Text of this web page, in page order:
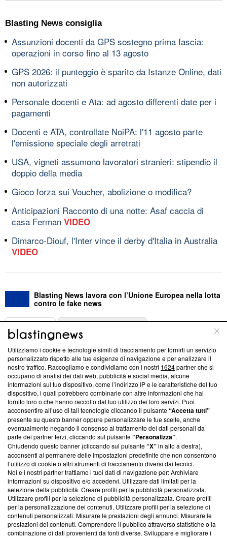
Blasting News consiglia
Assunzioni docenti da GPS sostegno prima fascia:
operazioni in corso fino al 13 agosto
GPS 2026: il punteggio è sparito da Istanze Online, dati
non autorizzati
Personale docenti e Ata: ad agosto differenti date per i
pagamenti
Docenti e ATA, controllate NoiPA: l'11 agosto parte
l'emissione speciale degli arretrati
USA, vigneti assumono lavoratori stranieri: stipendio il
doppio della media
Gioco forza sui Voucher, abolizione o modifica?
Anticipazioni Racconto di una notte: Asaf caccia di
casa Ferman VIDEO
Dimarco-Diouf, l'Inter vince il derby d'Italia in Australia
VIDEO
Blasting News lavora con l’Unione Europea nella lotta
contro le fake news
ABOUT
Questa sezione offre informazioni trasparenti su Blasting
News, sui nostri processi editoriali e su come ci impegniamo a
creare news di qualità. Inoltre, afferma la nostra aderenza a
‘Trust Project - News with Integrity’Blasting News non è
ancora membro del programma, ma ha richiesto di farne
parte; Trust Project non ha ancora effettuato una verifica di
conformità agli standard.
Su di noi
Team editoriale
Corporate
Redazione
Informativa Privacy
Cookie Policy
Utilizziamo i cookie e tecnologie simili di tracciamento per fornirti un servizio
personalizzato rispetto alle tue esigenze di navigazione e per analizzare il
nostro traffico. Raccogliamo e condividiamo con i nostri 1624partner che si
occupano di analisi dei dati web, pubblicità e social media, alcune
informazioni sul tuo dispositivo, come l’indirizzo IP e le caratteristiche del tuo
dispositivo, i quali potrebbero combinarle con altre informazioni che hai
fornito loro o che hanno raccolto dal tuo utilizzo dei loro servizi. Puoi
acconsentire all’uso di tali tecnologie cliccando il pulsante“Accetta tutti”
presente su questo banner oppure personalizzare le tue scelte, anche
eventualmente negando il consenso al trattamento dei dati personali da
parte dei partner terzi, cliccando sul pulsante“Personalizza”.
Chiudendo questo banner (cliccando sul pulsante“X”in alto a destra),
acconsenti al permanere delle impostazioni predefinite che non consentono
l’utilizzo di cookie o altri strumenti di tracciamento diversi dai tecnici.
Noi e i nostri partner trattiamo i tuoi dati di navigazione per: Archiviare
informazioni su dispositivo e/o accedervi. Utilizzare dati limitati per la
selezione della pubblicità. Creare profili per la pubblicità personalizzata.
Utilizzare profili per la selezione di pubblicità personalizzata. Creare profili
per la personalizzazione dei contenuti. Utilizzare profili per la selezione di
contenuti personalizzati. Misurare le prestazioni degli annunci. Misurare le
prestazioni dei contenuti. Comprendere il pubblico attraverso statistiche o la
combinazione di dati provenienti da fonti diverse. Sviluppare e migliorare i